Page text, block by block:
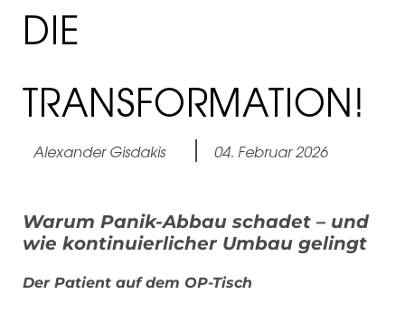
DIE
TRANSFORMATION!
Alexander Gisdakis 04. Februar 2026
Warum Panik-Abbau schadet – und
wie kontinuierlicher Umbau gelingt
Der Patient auf dem OP-Tisch